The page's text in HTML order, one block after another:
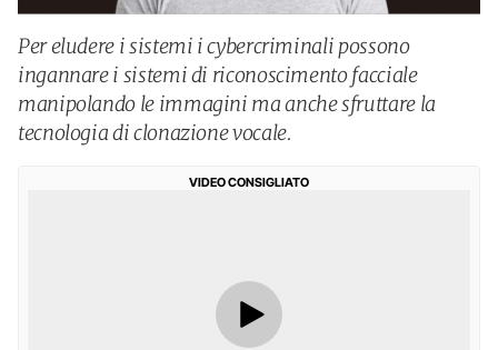
Per eludere i sistemi i cybercriminali possono
ingannare i sistemi di riconoscimento facciale
manipolando le immagini ma anche sfruttare la
tecnologia di clonazione vocale.
VIDEO CONSIGLIATO